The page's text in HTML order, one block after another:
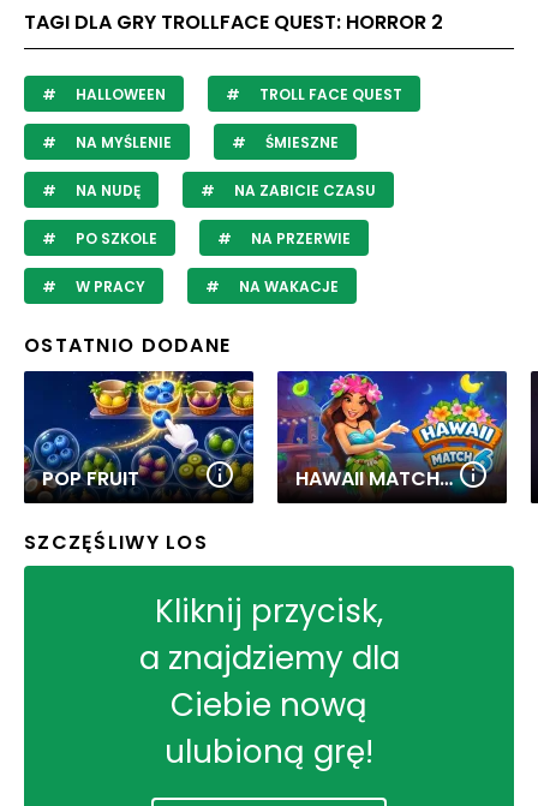
TAGI DLA GRY TROLLFACE QUEST: HORROR 2
HALLOWEEN TROLL FACE QUEST
NA MYŚLENIE ŚMIESZNE
NA NUDĘ NA ZABICIE CZASU
PO SZKOLE NA PRZERWIE
W PRACY NA WAKACJE
OSTATNIO DODANE
POP FRUIT HAWAII MATCH 6
SZCZĘŚLIWY LOS
Kliknij przycisk,
a znajdziemy dla
Ciebie nową
ulubioną grę!